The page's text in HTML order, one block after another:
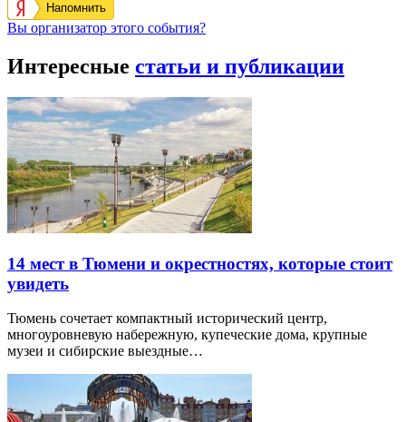
Напомнить
Вы организатор этого события?
Интересные статьи и публикации
14 мест в Тюмени и окрестностях, которые стоит
увидеть
Тюмень сочетает компактный исторический центр,
многоуровневую набережную, купеческие дома, крупные
музеи и сибирские выездные…